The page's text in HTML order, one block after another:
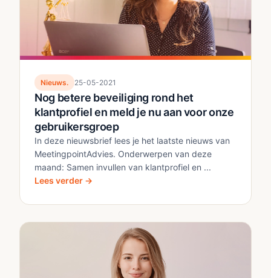
Nieuws. 25-05-2021
Nog betere beveiliging rond het
klantprofiel en meld je nu aan voor onze
gebruikersgroep
In deze nieuwsbrief lees je het laatste nieuws van
MeetingpointAdvies. Onderwerpen van deze
maand: Samen invullen van klantprofiel en ...
Lees verder →